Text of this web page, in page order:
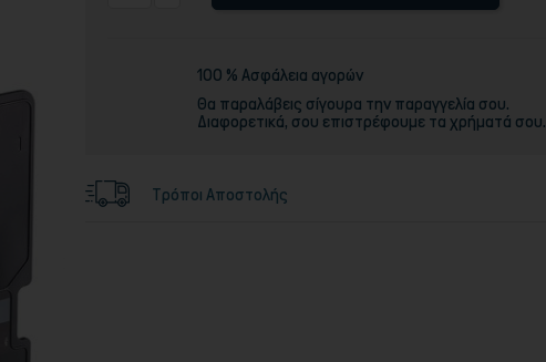
100 % Ασφάλεια αγορών
Θα παραλάβεις σίγουρα την παραγγελία σου.
Διαφορετικά, σου επιστρέφουμε τα χρήματά σου.
Τρόποι Αποστολής